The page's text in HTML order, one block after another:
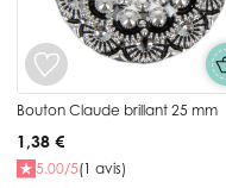
Bouton Claude brillant 25 mm
1,38 €
5.00/5(1 avis)